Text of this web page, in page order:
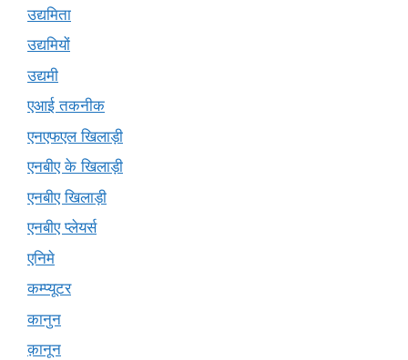
उद्यमिता
उद्यमियों
उद्यमी
एआई तकनीक
एनएफएल खिलाड़ी
एनबीए के खिलाड़ी
एनबीए खिलाड़ी
एनबीए प्लेयर्स
एनिमे
कम्प्यूटर
कानुन
क़ानून